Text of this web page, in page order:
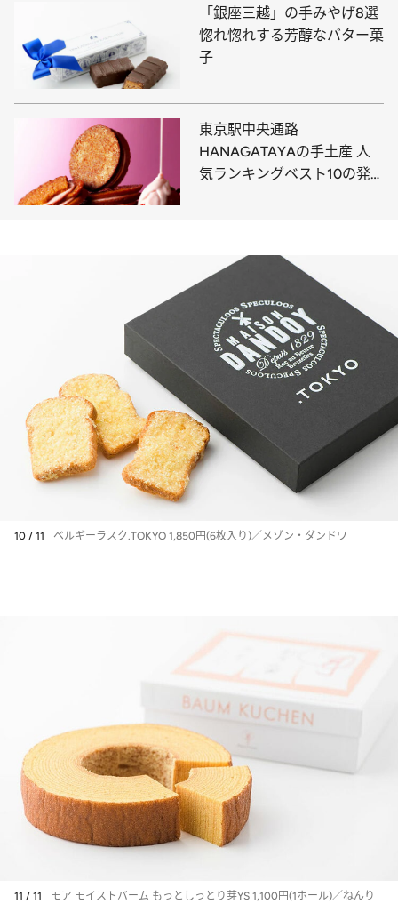
「銀座三越」の手みやげ8選
惚れ惚れする芳醇なバター菓
子
東京駅中央通路
HANAGATAYAの手土産 人
気ランキングベスト10の発
10 / 11 ベルギーラスク.TOKYO 1,850円(6枚入り)／メゾン・ダンドワ
11 / 11
モア モイストバーム もっとしっとり芽YS 1,100円(1ホール)／ねんり